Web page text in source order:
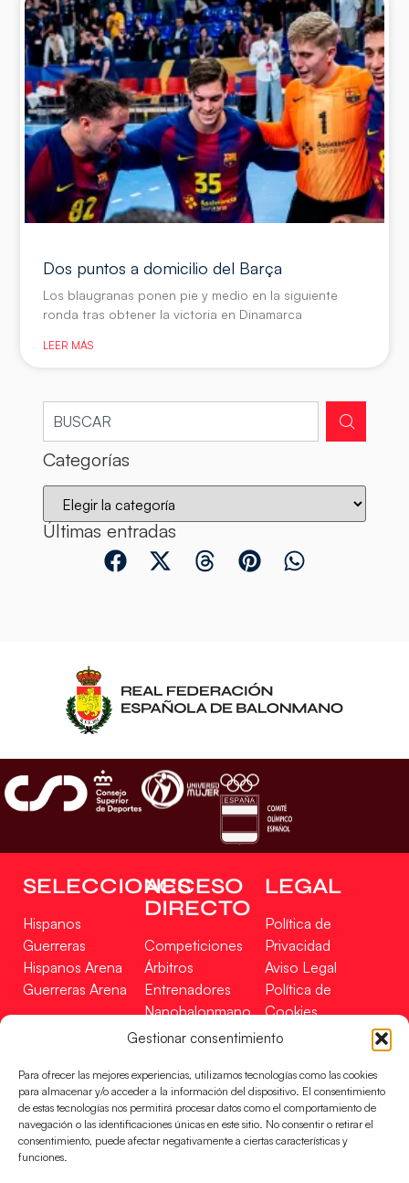
Gestionar consentimiento
Para ofrecer las mejores experiencias, utilizamos tecnologías como las cookies
para almacenar y/o acceder a la información del dispositivo. El consentimiento
de estas tecnologías nos permitirá procesar datos como el comportamiento de
navegación o las identificaciones únicas en este sitio. No consentir o retirar el
consentimiento, puede afectar negativamente a ciertas características y
funciones.
Dos puntos a domicilio del Barça
Los blaugranas ponen pie y medio en la siguiente
ronda tras obtener la victoria en Dinamarca
LEER MÁS
Categorías
Últimas entradas
SELECCIONES
Hispanos
Guerreras
Hispanos Arena
Guerreras Arena
ACCESO
DIRECTO
Competiciones
Árbitros
Entrenadores
Nanobalonmano
Tienda
LEGAL
Política de
Privacidad
Aviso Legal
Política de
Cookies
Mapa Web
Incidencias
CONTACTO
EN
FINANCIADO